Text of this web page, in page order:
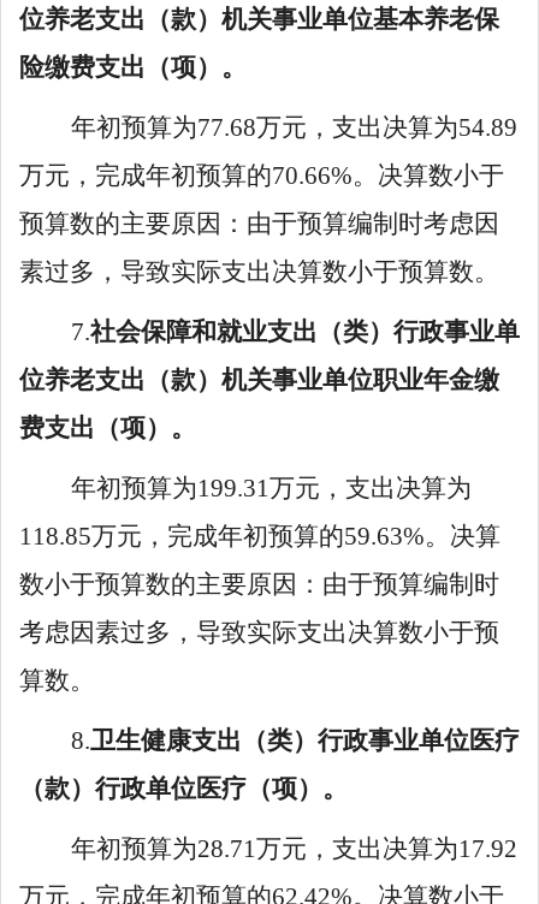
位养老支出（款）机关事业单位基本养老保
险缴费支出（项）。
年初预算为77.68万元，支出决算为54.89
万元，完成年初预算的70.66%。决算数小于
预算数的主要原因： 由于预算编制时考虑因
素过多，导致实际支出决算数小于预算数。
7.社会保障和就业支出 （类）行政事业单
位养老支出（款）机关事业单位职业年金缴
费支出 （项）。
年初预算为199.31万元，支出决算为
118.85万元，完成年初预算的59.63%。决算
数小于预算数的主要原因： 由于预算编制时
考虑因素过多，导致实际支出决算数小于预
算数。
8.卫生健康支出 （类） 行政事业单位医疗
（款） 行政单位医疗 （项）。
年初预算为28.71万元，支出决算为17.92
万元，完成年初预算的62.42%。决算数小于